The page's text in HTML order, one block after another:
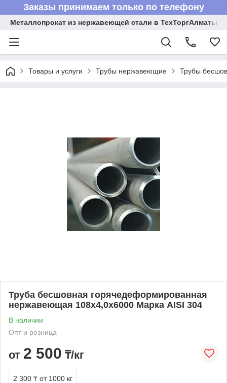
Заказы принимаем только по телефону
Металлопрокат из нержавеющей стали в ТехТоргАлматы
Товары и услуги Трубы нержавеющие Трубы
Труба бесшовная горячедеформированная
нержавеющая 108х4,0х6000 Марка AISI 304
В наличии
Опт и розница
от 2 500 ₸/кг
2 300 ₸ от 1000 кг